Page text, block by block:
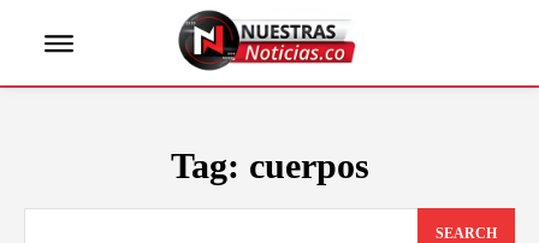
Tag: cuerpos
SEARCH